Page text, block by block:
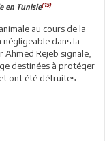
en Tunisie(15)
au cours de la
négligeable dans la
Ahmed Rejeb signale,
destinées à protéger
ont été détruites